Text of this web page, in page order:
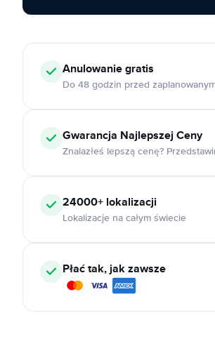
Anulowaniegratis
Do 48 godzin przed
Gwarancja Najlepszej Ceny
Znalazłeś lepszą cenę?
24000+ lokalizacji
Lokalizacje na całym świecie
Płać tak, jak zawsze